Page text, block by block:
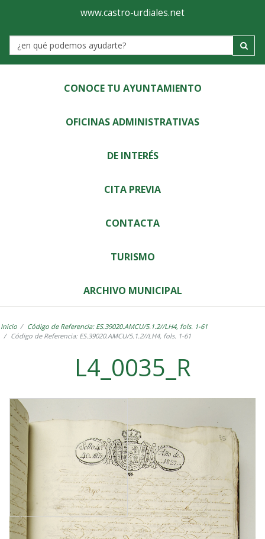
Ayuntamiento
de
Castro-
Urdiales
www.castro-urdiales.net
Label
CONOCE TU AYUNTAMIENTO
OFICINAS ADMINISTRATIVAS
DE INTERÉS
CITA PREVIA
CONTACTA
TURISMO
ARCHIVO MUNICIPAL
Inicio
Código de Referencia: ES.39020.AMCU/5.1.2//LH4, fols. 1-61
Código de Referencia: ES.39020.AMCU/5.1.2//LH4, fols. 1-61
L4_0035_R